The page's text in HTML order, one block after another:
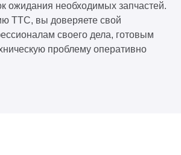
ожидания необходимых запчастей.
ТТС, вы доверяете свой
своего дела, готовым
проблему оперативно